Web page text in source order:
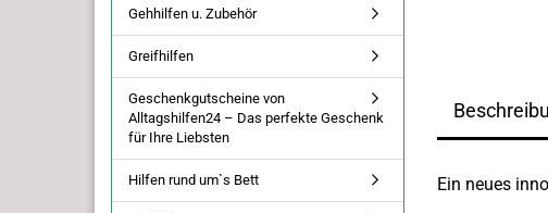
Ein neues
Gehhilfen u. Zubehör
Greifhilfen
Geschenkgutscheine von
Alltagshilfen24 – Das perfekte Geschenk
für Ihre Liebsten
Hilfen rund um`s Bett